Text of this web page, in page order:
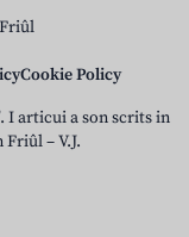
Cookie Policy
I articui a son scrits in
– V.J.